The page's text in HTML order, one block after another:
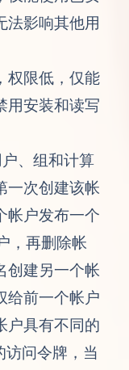
法影响其他用
权限低，仅能
用安装和读写
、组和计算
一次创建该帐
帐户发布一个
，再删除帐
创建另一个帐
给前一个帐户
户具有不同的
访问令牌，当